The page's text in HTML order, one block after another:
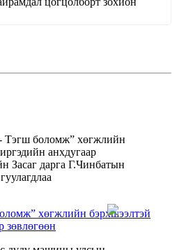
хөгжлийн бэрхшээлтэй
зөвлөгөөн